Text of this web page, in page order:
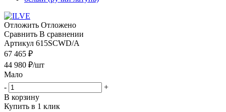
Отложить Отложено
Сравнить В сравнении
Артикул 615SCWD/A
67 465 ₽
44 980 ₽/шт
Мало
-
+
В корзину
Купить в 1 клик